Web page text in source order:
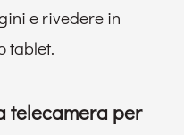
e rivedere in
tablet.
telecamera per